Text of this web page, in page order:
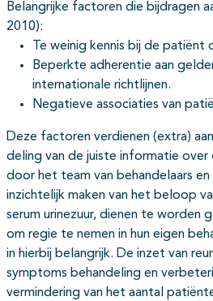
Belangrijke factoren die bijdragen
2010):
Te weinig kennis bij de patiënt
Beperkte adherentie aan
internationale richtlijnen.
Negatieve associaties van
Deze factoren verdienen (extra)
deling van de juiste informatie over
door het team van behandelaars
inzichtelijk maken van het beloop
serum urinezuur, dienen te worden
om regie te nemen in hun eigen
in hierbij belangrijk. De inzet van
symptoms behandeling en
vermindering van het aantal